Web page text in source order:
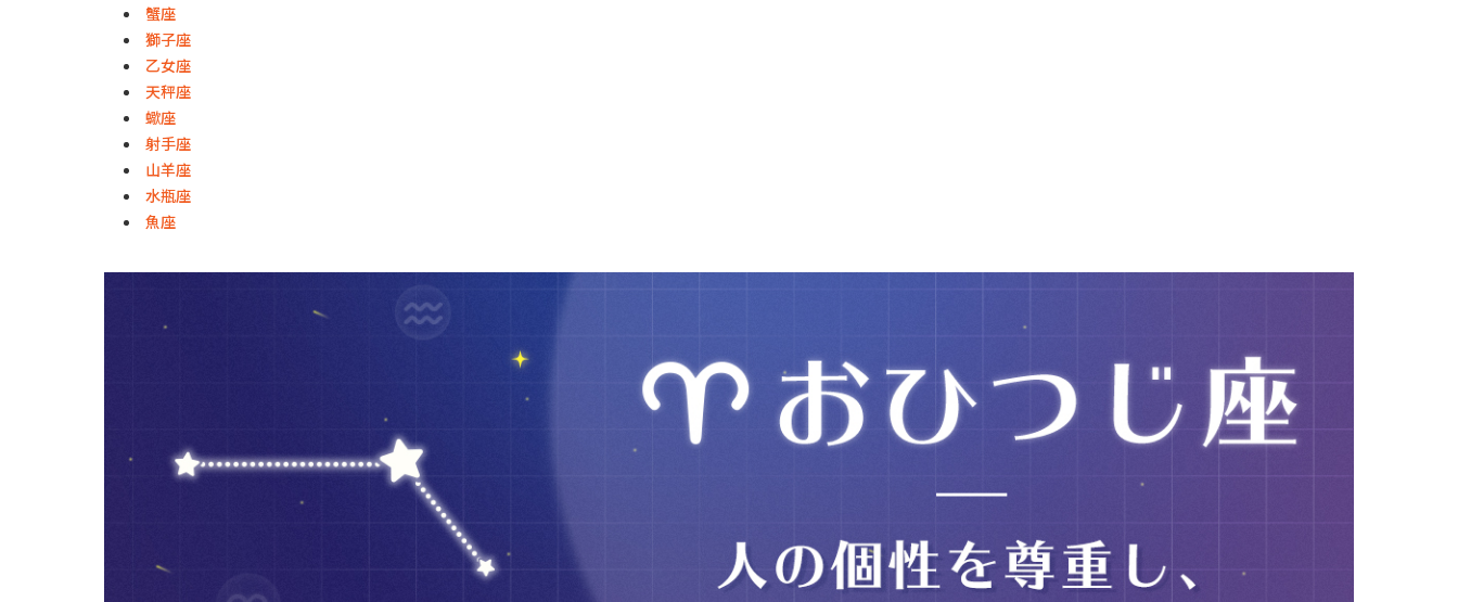
蟹座
獅子座
乙女座
天秤座
蠍座
射手座
山羊座
水瓶座
魚座